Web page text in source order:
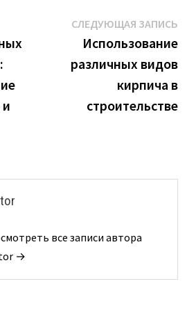
СЛЕДУЮЩАЯ ЗАПИСЬ
Использование
различных видов
кирпича в
строительстве
все записи автора
→